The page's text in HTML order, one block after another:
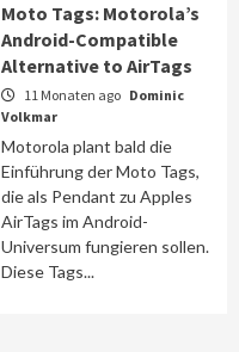
Moto Tags: Motorola’s
Android-Compatible
Alternative to AirTags
11 Monaten ago Dominic
Volkmar
Motorola plant bald die
Einführung der Moto Tags,
die als Pendant zu Apples
AirTags im Android-
Universum fungieren sollen.
Diese Tags...